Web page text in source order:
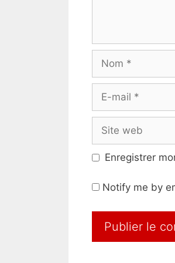
Nom
Site
web
Enregistrer
Notify me by